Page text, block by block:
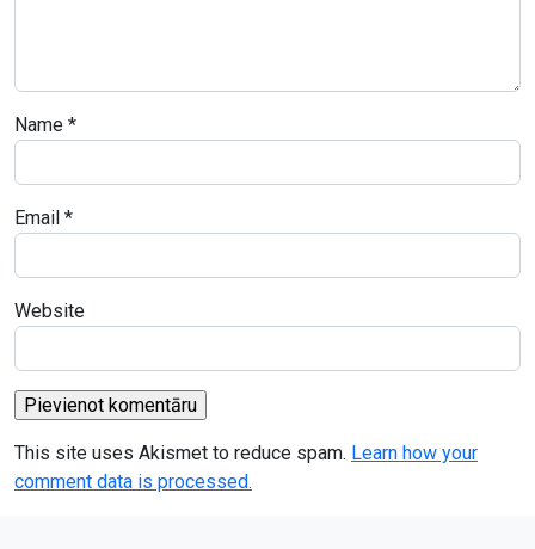
Name *
Email *
Website
This site uses Akismet to reduce spam. Learn how your
comment data is processed.